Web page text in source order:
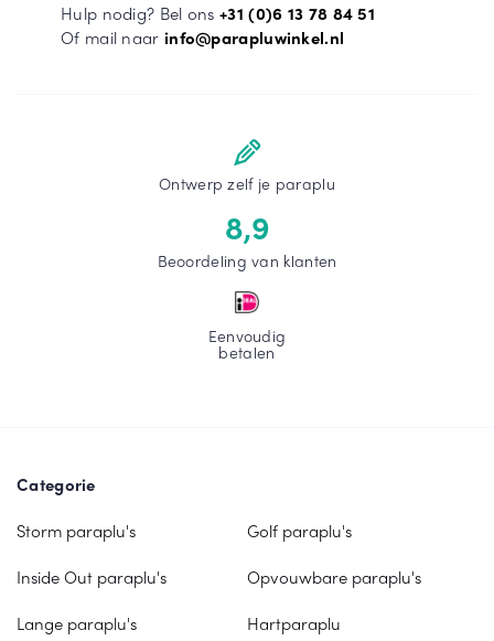
Hulp nodig? Bel ons +31 (0)6 13 78 84 51
Of mail naar info@parapluwinkel.nl
Ontwerp zelf je paraplu
8,9
Beoordeling van klanten
Eenvoudig
betalen
Categorie
Storm paraplu's
Golf paraplu's
Inside Out paraplu's
Opvouwbare paraplu's
Lange paraplu's
Hartparaplu